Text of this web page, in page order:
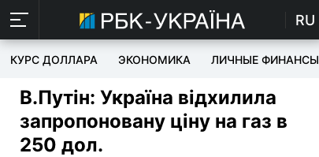
RU
КУРС ДОЛЛАРА ЭКОНОМИКА ЛИЧНЫЕ ФИНАНСЫ
В.Путін: Україна відхилила
запропоновану ціну на газ в
250 дол.